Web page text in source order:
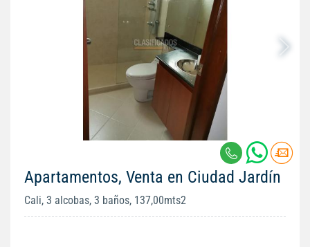
Apartamentos, Venta en Ciudad Jardín
Cali, 3 alcobas, 3 baños, 137,00mts2